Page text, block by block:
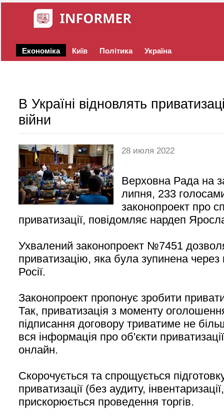
Економіка Київ Політика Україна
В Україні відновлять
війни
28 июля 2022
Верховна Рада на
липня, 233
законопроект про
приватизації, повідомляє нардеп
Ухвалений законопроект №7451
приватизацію, яка була зупинена через
Росії.
Законопроект пропонує зробити
Так, приватизація з моменту
підписання договору триватиме не
вся інформація про об'єкти
онлайн.
Скорочується та спрощується
приватизації (без аудиту,
прискорюється проведення торгів.